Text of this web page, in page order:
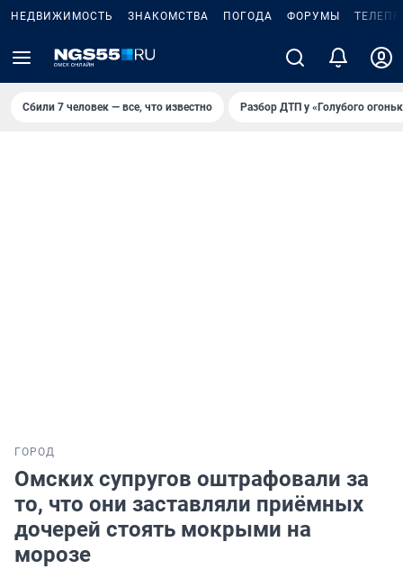
НЕДВИЖИМОСТЬ ЗНАКОМСТВА ПОГОДА ФОРУМЫ
Сбили 7 человек — все, что известно Разбор ДТП у «Голубого
ГОРОД
Омских супругов оштрафовали за
то, что они заставляли приёмных
дочерей стоять мокрыми на
морозе